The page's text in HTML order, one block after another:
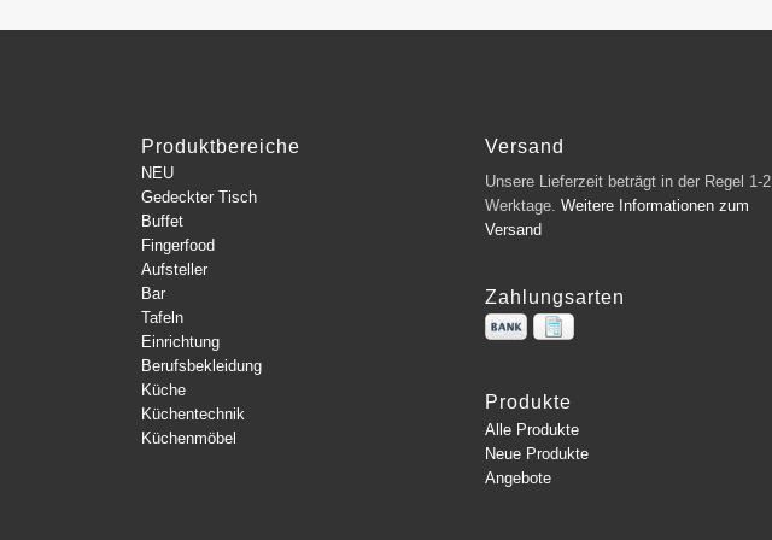
Produktbereiche
NEU
Gedeckter Tisch
Buffet
Fingerfood
Aufsteller
Bar
Tafeln
Einrichtung
Berufsbekleidung
Küche
Küchentechnik
Küchenmöbel
Versand
Unsere Lieferzeit beträgt in der Regel 1-2
Werktage. Weitere Informationen zum
Versand
Zahlungsarten
Produkte
Alle Produkte
Neue Produkte
Angebote